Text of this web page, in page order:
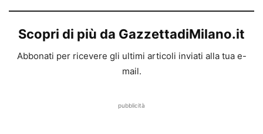
Scopri di più da GazzettadiMilano.it
Abbonati per ricevere gli ultimi articoli inviati alla tua e-
mail.
pubblicità